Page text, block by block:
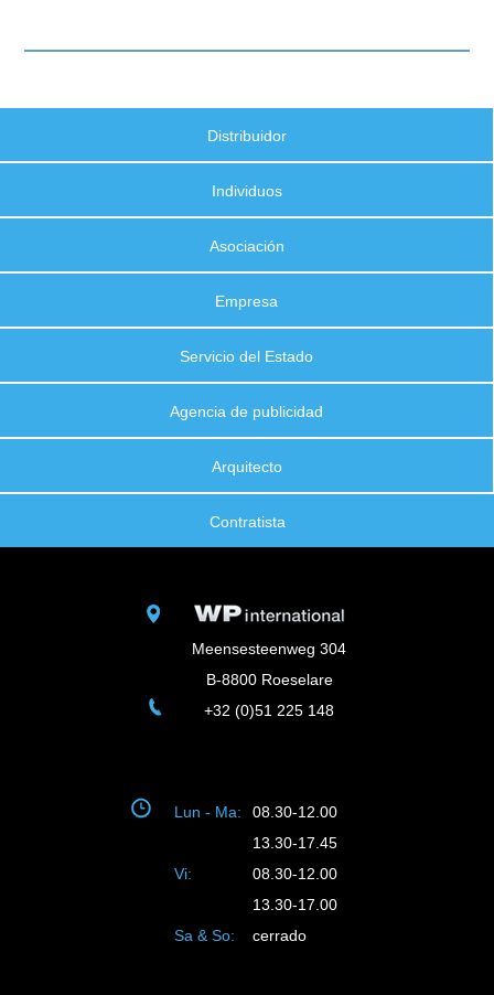
Distribuidor
Individuos
Asociación
Empresa
Servicio del Estado
Agencia de publicidad
Arquitecto
Contratista
Meensesteenweg 304
B-8800 Roeselare
+32 (0)51 225 148
Lun - Ma:
08.30-12.00
13.30-17.45
Vi:
08.30-12.00
13.30-17.00
Sa & So:
cerrado